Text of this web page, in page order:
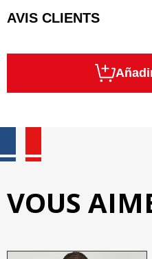
AVIS CLIENTS
VOUS